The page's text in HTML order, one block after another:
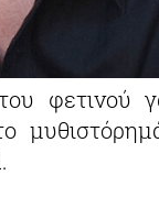
φετινού